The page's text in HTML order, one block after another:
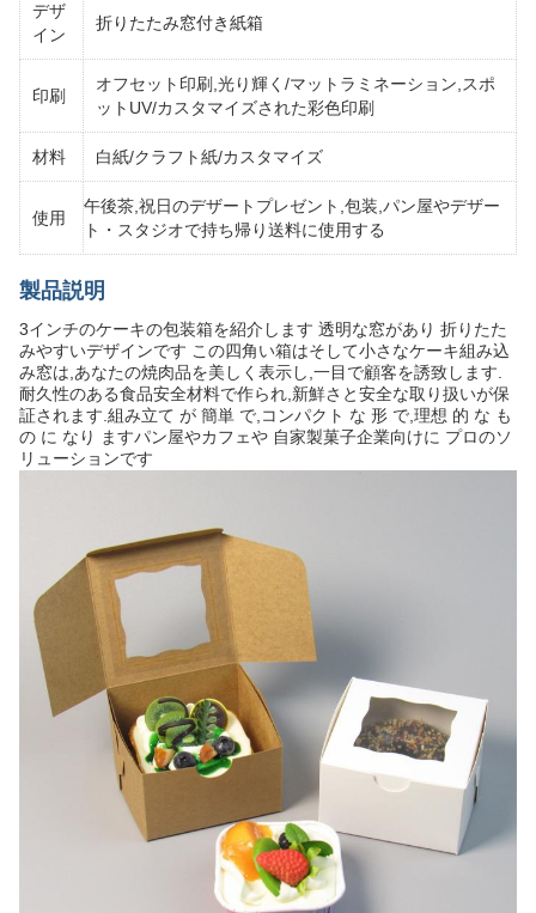
デザ
イン
折りたたみ窓付き紙箱
印刷
オフセット印刷,光り輝く/マットラミネーション,スポ
ットUV/カスタマイズされた彩色印刷
材料 白紙/クラフト紙/カスタマイズ
使用
午後茶,祝日のデザートプレゼント,包装,パン屋やデザー
ト・スタジオで持ち帰り送料に使用する
製品説明
3インチのケーキの包装箱を紹介します 透明な窓があり 折りたた
みやすいデザインです この四角い箱はそして小さなケーキ組み込
み窓は,あなたの焼肉品を美しく表示し,一目で顧客を誘致します.
耐久性のある食品安全材料で作られ,新鮮さと安全な取り扱いが保
証されます.組み立て が 簡単 で,コンパクト な 形 で,理想 的 な も
の に なり ますパン屋やカフェや 自家製菓子企業向けに プロのソ
リューションです